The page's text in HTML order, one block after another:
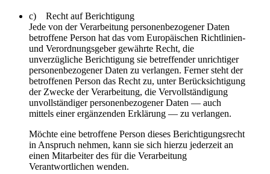
c) Recht auf Berichtigung
Jede von der Verarbeitung personenbezogener Daten
betroffene Person hat das vom Europäischen Richtlinien-
und Verordnungsgeber gewährte Recht, die
unverzügliche Berichtigung sie betreffender unrichtiger
personenbezogener Daten zu verlangen. Ferner steht der
betroffenen Person das Recht zu, unter Berücksichtigung
der Zwecke der Verarbeitung, die Vervollständigung
unvollständiger personenbezogener Daten — auch
mittels einer ergänzenden Erklärung — zu verlangen.
Möchte eine betroffene Person dieses Berichtigungsrecht
in Anspruch nehmen, kann sie sich hierzu jederzeit an
einen Mitarbeiter des für die Verarbeitung
Verantwortlichen wenden.